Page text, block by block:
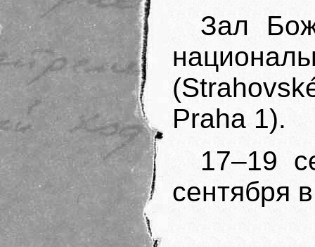
Зал
Praha 1).
17–19
сентября